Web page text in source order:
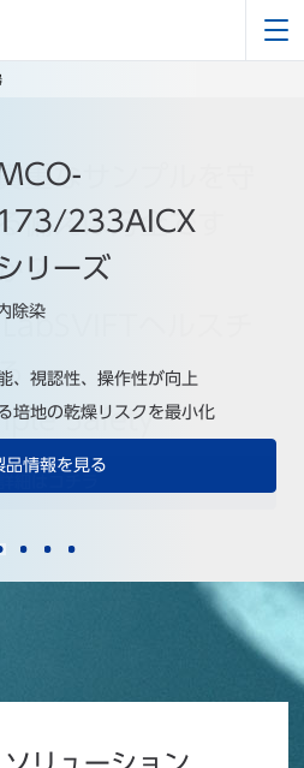
ヘルスチ
Safety
重なサンプルを守
る備えは万全です
？
ら始まった挑戦。保存・培養機器
事業領域を拡げてきた60年の歩み
込めた想いをご紹介します。
設サイトを見る
イオメディカル事
業の60年の歩みを
する特設サイトを
開
消費電力低減
ル
錠
キュリティ対策
DU303/503/
703VXHシリーズ
除染
、視認性、操作性が向上
培地の乾燥リスクを最小化
品情報を見る
173/233AICX
リーズ